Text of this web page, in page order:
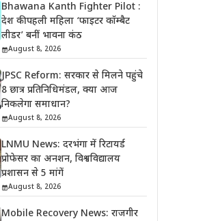
Bhawana Kanth Fighter Pilot :
देश की पहली महिला ‘फाइटर कॉम्बैट
लीडर’ बनीं भावना कंठ
August 8, 2026
JPSC Reform: सरकार से मिलने पहुंचे
8 छात्र प्रतिनिधिमंडल, क्या आज
निकलेगा समाधान?
August 8, 2026
LNMU News: दरभंगा में रिटायर्ड
प्रोफेसर का अनशन, विश्वविद्यालय
प्रशासन से 5 मांगें
August 8, 2026
Mobile Recovery News: राजगीर